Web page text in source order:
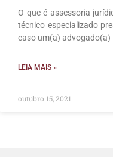
O que é assessoria
técnico especializado
caso um(a) advogado(a)
LEIA MAIS »
outubro 15, 2021